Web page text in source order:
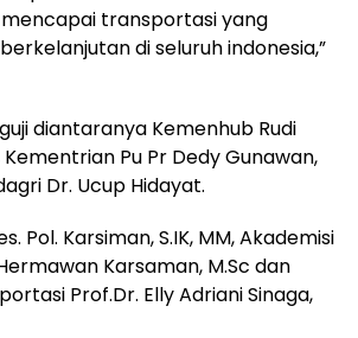
transportasi yang
di seluruh indonesia,”
diantaranya Kemenhub Rudi
Kementrian Pu Pr Dedy Gunawan,
Dr. Ucup Hidayat.
Pol. Karsiman, S.IK, MM, Akademisi
Karsaman, M.Sc dan
Prof.Dr. Elly Adriani Sinaga,